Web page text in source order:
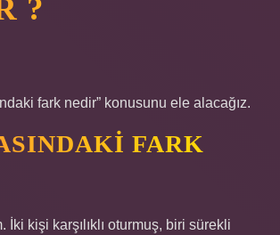
?
fark nedir” konusunu ele alacağız.
FARK
kişi karşılıklı oturmuş, biri sürekli